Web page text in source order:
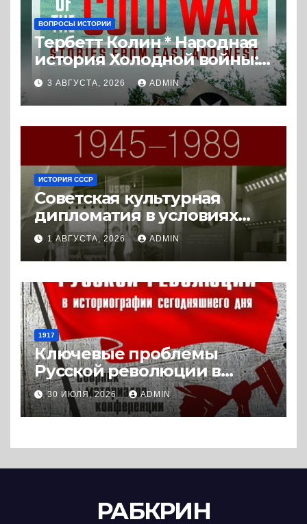
ВОПРОСЫ ИСТОРИИ
Тербетт Колин * Народная
история Холодной войны:
истории с Востока и Запада
(2023) * Реферат книги
3 АВГУСТА, 2026 ADMIN
ИСТОРИЯ СССР
Советская культурная
дипломатия в условиях
Холодной войны. 1945-1989.
(2018) * Книга
1 АВГУСТА, 2026 ADMIN
1917
Ключевые проблемы
Русской революции в
историографии
сегодняшнего дня (2024) *
Книга
30 ИЮЛЯ, 2026 ADMIN
РАБКРИН